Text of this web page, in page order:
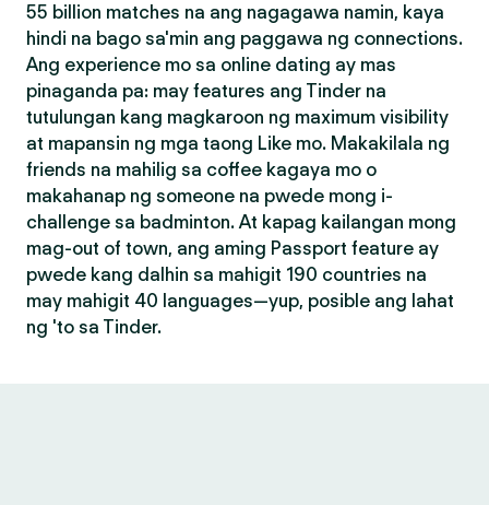
55 billion matches na ang nagagawa namin, kaya
hindi na bago sa'min ang paggawa ng connections.
Ang experience mo sa online dating ay mas
pinaganda pa: may features ang Tinder na
tutulungan kang magkaroon ng maximum visibility
at mapansin ng mga taong Like mo. Makakilala ng
friends na mahilig sa coffee kagaya mo o
makahanap ng someone na pwede mong i-
challenge sa badminton. At kapag kailangan mong
mag-out of town, ang aming Passport feature ay
pwede kang dalhin sa mahigit 190 countries na
may mahigit 40 languages—yup, posible ang lahat
ng 'to sa Tinder.